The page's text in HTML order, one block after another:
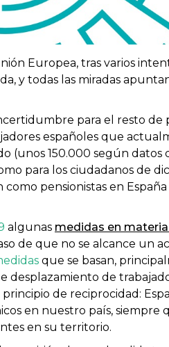
Europea, tras varios
y todas las miradas
para el resto de
españoles que
(unos 150.000 según datos
para los ciudadanos de
pensionistas en España
algunas medidas en
de que no se alcance un
que se basan,
desplazamiento de
de reciprocidad:
en nuestro país, siempre
en su territorio.